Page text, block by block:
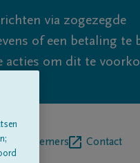
via zogezegde
of een betaling te
acties om dit te
Contact